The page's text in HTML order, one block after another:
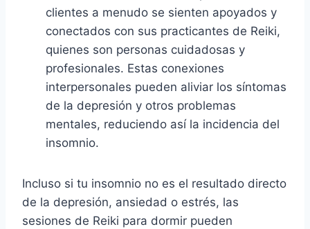
clientes a menudo se sienten apoyados y
conectados con sus practicantes de Reiki,
quienes son personas cuidadosas y
profesionales. Estas conexiones
interpersonales pueden aliviar los síntomas
de la depresión y otros problemas
mentales, reduciendo así la incidencia del
insomnio.
Incluso si tu insomnio no es el resultado directo
de la depresión, ansiedad o estrés, las
sesiones de Reiki para dormir pueden